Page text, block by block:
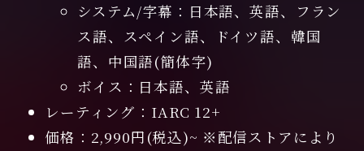
システム/字幕：日本語、英語、フラン
ス語、スペイン語、ドイツ語、韓国
語、中国語(簡体字)
ボイス：日本語、英語
レーティング：IARC 12+
価格：2,990円(税込)~ ※配信ストアにより